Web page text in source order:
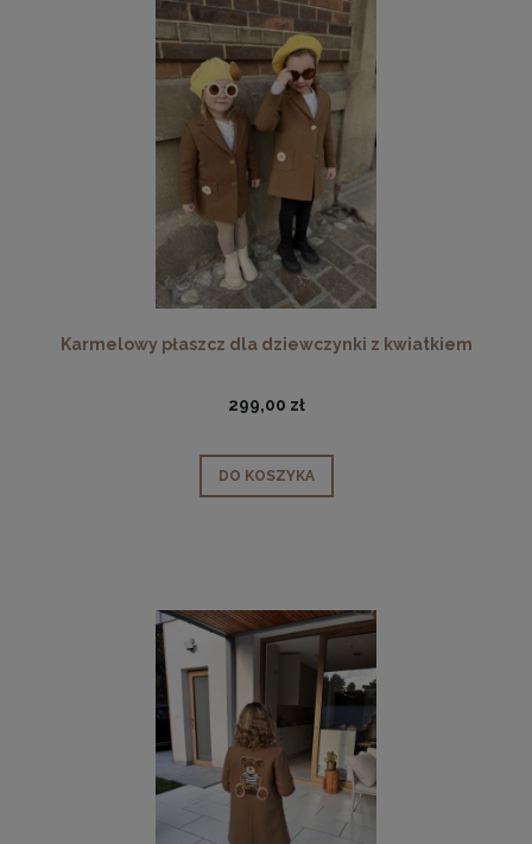
Karmelowy płaszcz dla dziewczynki z kwiatkiem
299,00 zł
DO KOSZYKA